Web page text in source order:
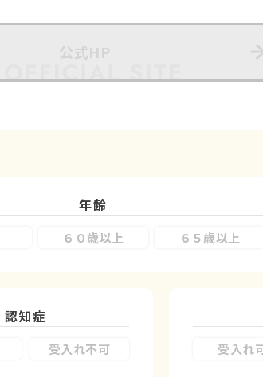
年齢
６０歳以上 ６５歳以上
認知症
受入れ不可 受入れ